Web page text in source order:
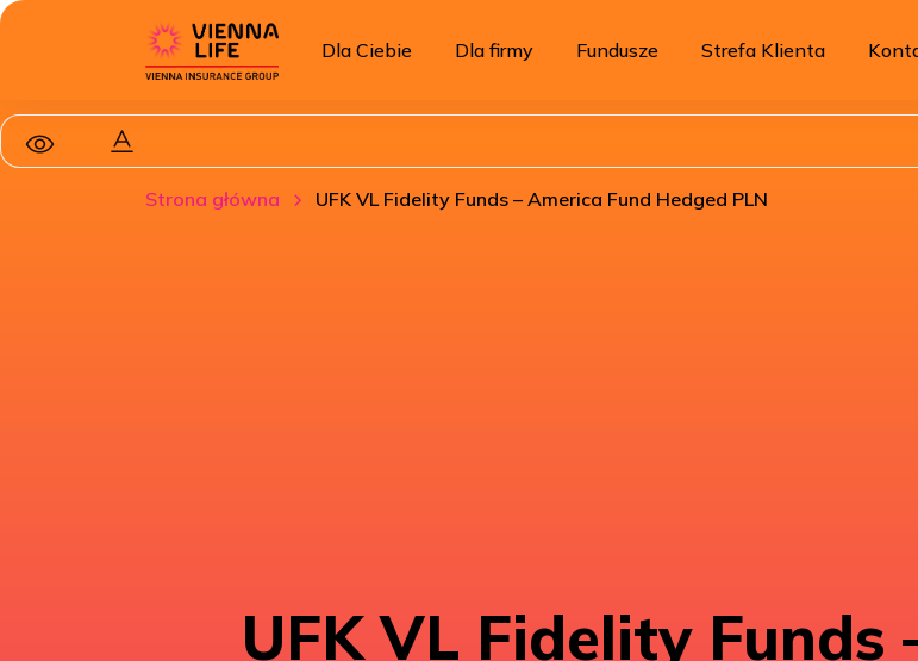
Dla Ciebie Dla firmy Fundusze Strefa Klienta
Strona główna UFK VL Fidelity Funds – America Fund Hedged PLN
UFK VL Fidelity Funds